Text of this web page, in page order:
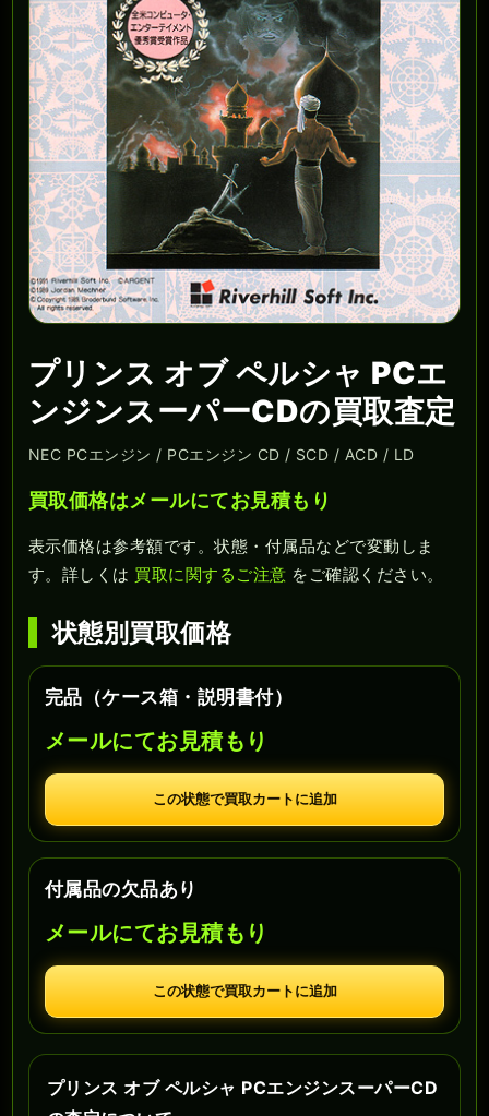
プリンス オブ ペルシャ PCエ
ンジンスーパーCDの買取査定
NEC PCエンジン / PCエンジン CD / SCD / ACD / LD
買取価格はメールにてお見積もり
表示価格は参考額です。状態・付属品などで変動しま
す。詳しくは 買取に関するご注意 をご確認ください。
状態別買取価格
完品（ケース箱・説明書付）
メールにてお見積もり
この状態で買取カートに追加
付属品の欠品あり
メールにてお見積もり
この状態で買取カートに追加
プリンス オブ ペルシャ PCエンジンスーパーCD